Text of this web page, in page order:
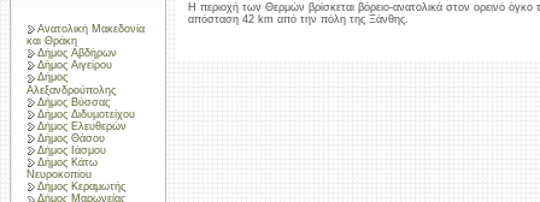
Ανατολική Μακεδονία
και Θράκη
Δήμος Αβδήρων
Δήμος Αιγείρου
Δήμος
Αλεξανδρούπολης
Δήμος Βύσσας
Δήμος Διδυμοτείχου
Δήμος Ελευθερών
Δήμος Θάσου
Δήμος Ιάσμου
Δήμος Κάτω
Νευροκοπίου
Δήμος Κεραμωτής
Δήμος Μαρωνείας
Η περιοχή των Θερμών βρίσκεται βόρειο-ανατολικά στον ορεινό όγκο
απόσταση 42 km από την πόλη της Ξάνθης.